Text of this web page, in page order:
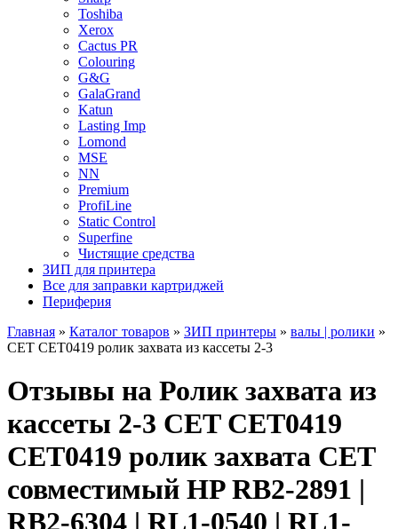
Toshiba
Xerox
Cactus PR
Colouring
G&G
GalaGrand
Katun
Lasting Imp
Lomond
MSE
NN
Premium
ProfiLine
Static Control
Superfine
Чистящие средства
ЗИП для принтера
Все для заправки картриджей
Периферия
Главная » Каталог товаров » ЗИП принтеры » валы | ролики »
CET CET0419 ролик захвата из кассеты 2-3
Отзывы на Ролик захвата из
кассеты 2-3 CET CET0419
CET0419 ролик захвата CET
совместимый HP RB2-2891 |
RB2-6304 | RL1-0540 | RL1-